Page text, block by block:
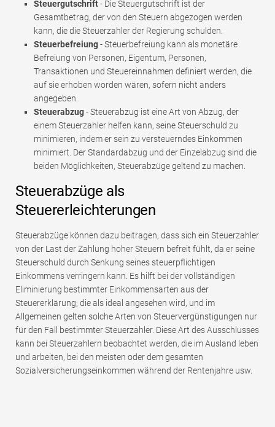
Steuergutschrift- Die Steuergutschrift ist der
Gesamtbetrag, der von den Steuern abgezogen werden
kann, die die Steuerzahler der Regierung schulden.
Steuerbefreiung- Steuerbefreiung kann als monetäre
Befreiung von Personen, Eigentum, Personen,
Transaktionen und Steuereinnahmen definiert werden, die
auf sie erhoben worden wären, sofern nicht anders
angegeben.
Steuerabzug- Steuerabzug ist eine Art von Abzug, der
einem Steuerzahler helfen kann, seine Steuerschuld zu
minimieren, indem er sein zu versteuerndes Einkommen
minimiert. Der Standardabzug und der Einzelabzug sind die
beiden Möglichkeiten, Steuerabzüge geltend zu machen.
Steuerabzüge als
Steuererleichterungen
Steuerabzüge können dazu beitragen, dass sich ein Steuerzahler
von der Last der Zahlung hoher Steuern befreit fühlt, da er seine
Steuerschuld durch Senkung seines steuerpflichtigen
Einkommens verringern kann. Es hilft bei der vollständigen
Eliminierung bestimmter Einkommensarten aus der
Steuererklärung, die als ideal angesehen wird, und im
Allgemeinen gelten solche Arten von Steuervergünstigungen nur
für den Fall bestimmter Steuerzahler. Diese Art des Ausschlusses
kann bei Steuerzahlern beobachtet werden, die im Ausland leben
und arbeiten, bei den meisten oder dem gesamten
Sozialversicherungseinkommen während der Rentenjahre usw.